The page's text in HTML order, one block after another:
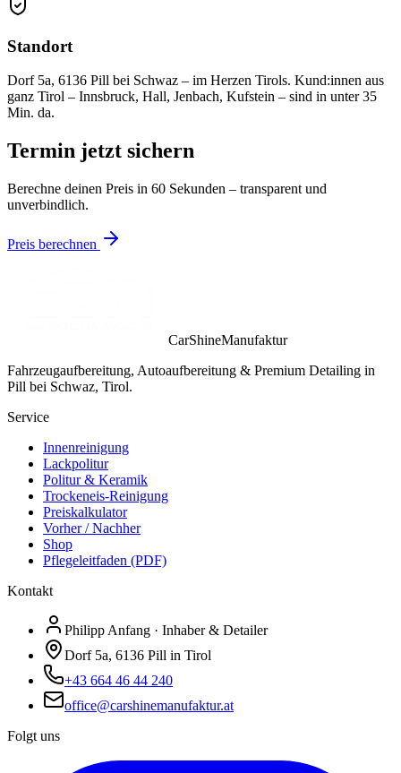
Standort
Dorf 5a, 6136 Pill bei Schwaz – im Herzen Tirols. Kund:innen aus
ganz Tirol – Innsbruck, Hall, Jenbach, Kufstein – sind in unter 35
Min. da.
Termin jetzt sichern
Berechne deinen Preis in 60 Sekunden – transparent und
unverbindlich.
Preis berechnen
CarShineManufaktur
Fahrzeugaufbereitung, Autoaufbereitung & Premium Detailing in
Pill bei Schwaz, Tirol.
Service
Innenreinigung
Lackpolitur
Politur & Keramik
Trockeneis-Reinigung
Preiskalkulator
Vorher / Nachher
Shop
Pflegeleitfaden (PDF)
Kontakt
Philipp Anfang · Inhaber & Detailer
Dorf 5a, 6136 Pill in Tirol
+43 664 46 44 240
office@carshinemanufaktur.at
Folgt uns